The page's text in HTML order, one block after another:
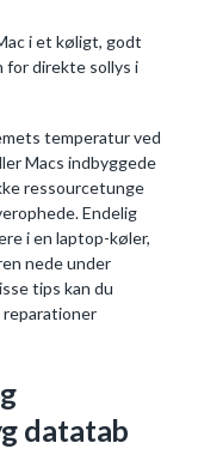
i et køligt, godt
direkte sollys i
temperatur ved
Macs indbyggede
ressourcetunge
Endelig
i en laptop-køler,
nede under
tips kan du
datatab